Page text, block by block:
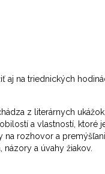
aj na triednických
z literárnych
a vlastností, ktoré
rozhovor a
a úvahy žiakov.